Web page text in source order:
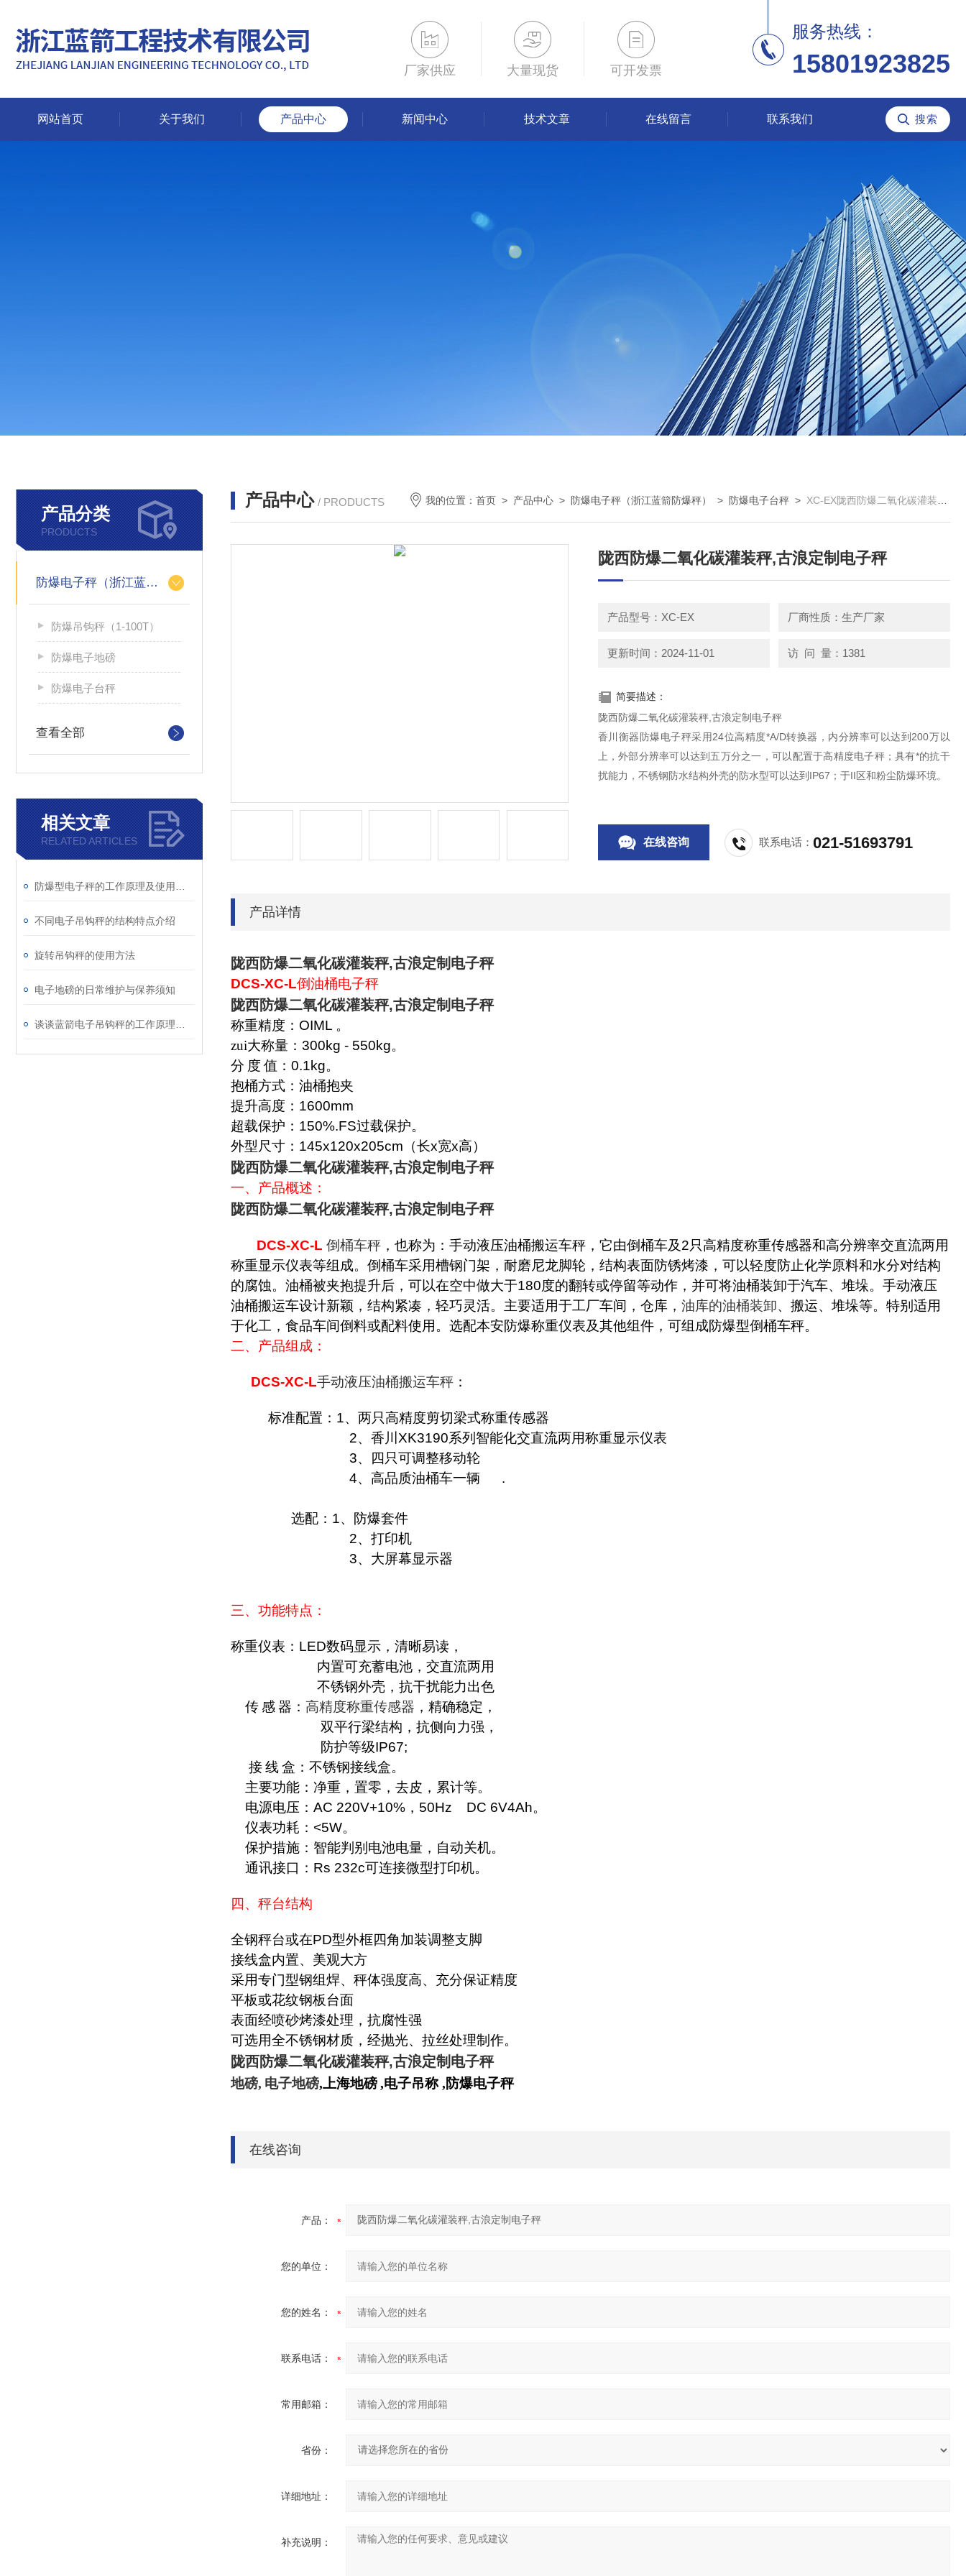
厂家供应 大量现货 可开发票
服务热线：
15801923825
网站首页 关于我们 产品中心 新闻中心 技术文章 在线留言 联系我们
产品分类
PRODUCTS
防爆电子秤（浙江蓝箭防爆秤）
防爆吊钩秤（1-100T）
防爆电子地磅
防爆电子台秤
查看全部
相关文章
RELATED ARTICLES
不同电子吊钩秤的结构特点介绍
旋转吊钩秤的使用方法
电子地磅的日常维护与保养须知
产品中心 / PRODUCTS 我的位置：首页 > 产品中心 > 防爆电子秤（浙江蓝箭防爆秤） > 防爆电子台秤 > XC-EX陇西防爆二氧化碳灌装秤,古浪定制电子秤
陇西防爆二氧化碳灌装秤,古浪定制电子秤
产品型号：XC-EX 厂商性质：生产厂家
更新时间：2024-11-01 访 问 量：1381
简要描述：
陇西防爆二氧化碳灌装秤,古浪定制电子秤
香川衡器防爆电子秤采用24位高精度*A/D转换器，内分辨率可以达到200万以
上，外部分辨率可以达到五万分之一，可以配置于高精度电子秤；具有*的抗干
扰能力，不锈钢防水结构外壳的防水型可以达到IP67；于II区和粉尘防爆环境。
在线咨询 联系电话：021-51693791
产品详情
陇西防爆二氧化碳灌装秤,古浪定制电子秤
DCS-XC-L倒油桶电子秤
陇西防爆二氧化碳灌装秤,古浪定制电子秤
称重精度： OIML 。
zui大称量： 300kg - 550kg。
分 度 值： 0.1kg。
抱桶方式：油桶抱夹
提升高度： 1600mm
超载保护： 150%.FS过载保护。
外型尺寸： 145x120x205cm （长x宽x高）
陇西防爆二氧化碳灌装秤,古浪定制电子秤
一、产品概述：
陇西防爆二氧化碳灌装秤,古浪定制电子秤
DCS-XC-L 倒桶车秤 ，也称为：手动液压油桶搬运车秤，它由倒桶车及2只高精度称重传感器和高分辨率交直流两用
称重显示仪表等组成。倒桶车采用槽钢门架，耐磨尼龙脚轮，结构表面防锈烤漆，可以轻度防止化学原料和水分对结构
的腐蚀。油桶被夹抱提升后，可以在空中做大于180度的翻转或停留等动作，并可将油桶装卸于汽车、堆垛。手动液压
油桶搬运车设计新颖，结构紧凑，轻巧灵活。主要适用于工厂车间，仓库， 油库的油桶装卸、搬运、堆垛等。特别适用
于化工，食品车间倒料或配料使用。选配本安防爆称重仪表及其他组件，可组成防爆型倒桶车秤。
二、产品组成：
DCS-XC-L手动液压油桶搬运车秤 ：
标准配置： 1、两只高精度剪切梁式称重传感器
2、香川 XK3190系列智能化交直流两用称重显示仪表
3、四只可调整移动轮
4、高品质油桶车一辆 .
选配： 1、防爆套件
2、打印机
3、大屏幕显示器
三、功能特点：
称重仪表： LED数码显示，清晰易读，
内置可充蓄电池，交直流两用
不锈钢外壳，抗干扰能力出色
传 感器： 高精度称重传感器 ，精确稳定，
双平行梁结构，抗侧向力强，
防护等级IP67;
接线盒：不锈钢接线盒。
主要功能：净重，置零，去皮，累计等。
电源电压： AC 220V+10% ， 50Hz DC 6V4Ah。
仪表功耗： <5W。
保护措施：智能判别电池电量，自动关机。
通讯接口： Rs 232c可连接微型打印机。
四、秤台结构
全钢秤台或在PD型外框四角加装调整支脚
接线盒内置、美观大方
采用专门型钢组焊、秤体强度高、充分保证精度
平板或花纹钢板台面
表面经喷砂烤漆处理，抗腐性强
可选用全不锈钢材质，经抛光、拉丝处理制作。
陇西防爆二氧化碳灌装秤,古浪定制电子秤
地磅, 电子地磅,上海地磅,电子吊称,防爆电子秤
在线咨询
产品：
您的单位：
您的姓名：
联系电话：
常用邮箱：
省份：
详细地址：
补充说明：